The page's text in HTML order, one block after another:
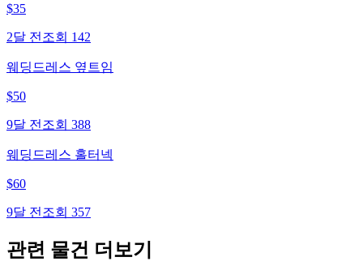
$35
2달 전 조회 142
웨딩드레스 옆트임
$50
9달 전 조회 388
웨딩드레스 홀터넥
$60
9달 전 조회 357
관련 물건 더보기